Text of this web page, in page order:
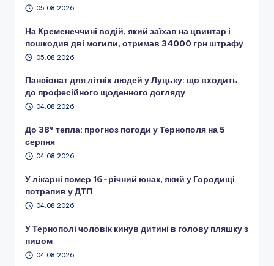
05.08.2026
На Кременеччині водій, який заїхав на цвинтар і
пошкодив дві могили, отримав 34000 грн штрафу
05.08.2026
Пансіонат для літніх людей у Луцьку: що входить
до професійного щоденного догляду
04.08.2026
До 38° тепла: прогноз погоди у Тернополя на 5
серпня
04.08.2026
У лікарні помер 16-річний юнак, який у Городищі
потрапив у ДТП
04.08.2026
У Тернополі чоловік кинув дитині в голову пляшку з
пивом
04.08.2026